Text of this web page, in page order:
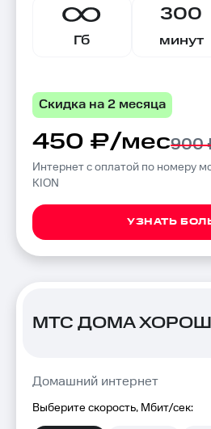
Гб
300
минут
Скидка на 2 месяца
450 ₽/мес900
Интернет с оплатой по номеру
KION
УЗНАТЬ
МТС ДОМА
Домашний интернет
Выберите скорость, Мбит/сек: